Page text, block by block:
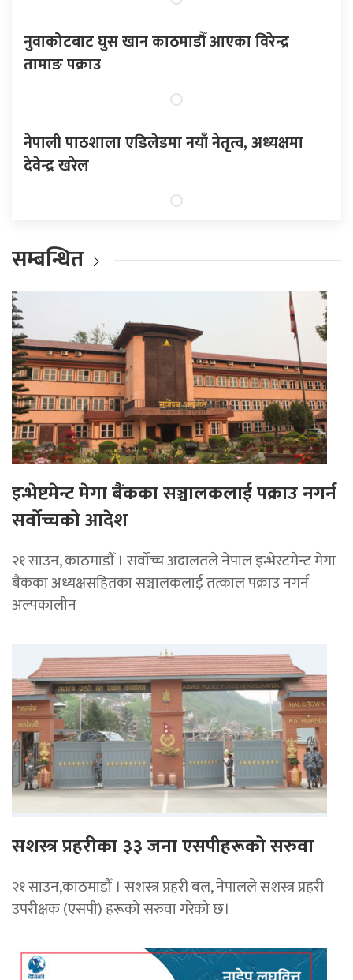
नुवाकोटबाट घुस खान काठमाडौँ आएका विरेन्द्र
तामाङ पक्राउ
नेपाली पाठशाला एडिलेडमा नयाँ नेतृत्व, अध्यक्षमा
देवेन्द्र खरेल
सम्बन्धित
इन्भेष्टमेन्ट मेगा बैंकका सञ्चालकलाई पक्राउ नगर्न
सर्वोच्चको आदेश
२१ साउन, काठमाडाैँ । सर्वोच्च अदालतले नेपाल इन्भेस्टमेन्ट मेगा
बैंकका अध्यक्षसहितका सञ्चालकलाई तत्काल पक्राउ नगर्न
अल्पकालीन
सशस्त्र प्रहरीका ३३ जना एसपीहरूको सरुवा
२१ साउन,काठमाडौँ । सशस्त्र प्रहरी बल, नेपालले सशस्त्र प्रहरी
उपरीक्षक (एसपी) हरूको सरुवा गरेको छ।